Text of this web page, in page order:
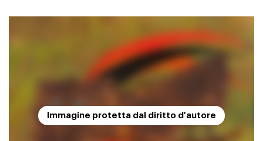
Immagine protetta dal diritto d'autore